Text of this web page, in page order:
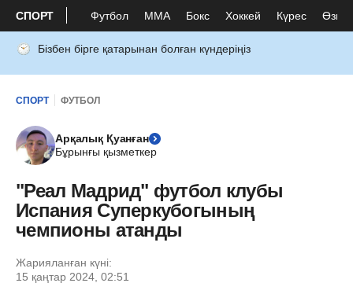
СПОРТ Футбол ММА Бокс Хоккей Күрес Өзге
Бізбен бірге қатарынан болған күндеріңіз
СПОРТ ФУТБОЛ
Арқалық Қуанған
Бұрынғы қызметкер
"Реал Мадрид" футбол клубы
Испания Суперкубогының
чемпионы атанды
Жарияланған күні:
15 қаңтар 2024, 02:51